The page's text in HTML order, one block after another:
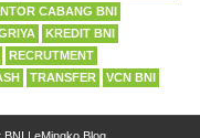
CABANG BNI
KREDIT BNI
RECRUTMENT
TRANSFER VCN BNI